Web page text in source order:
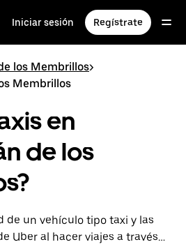
Iniciar sesión Regístrate
los Membrillos>
Membrillos
en
de los
de un vehículo tipo taxi y las
Uber al hacer viajes a través